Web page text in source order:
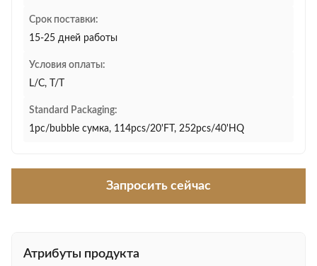
Срок поставки:
15-25 дней работы
Условия оплаты:
L/C, T/T
Standard Packaging:
1pc/bubble сумка, 114pcs/20'FT, 252pcs/40'HQ
Запросить сейчас
Атрибуты продукта